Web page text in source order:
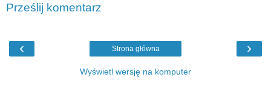
Prześlij komentarz
‹ ›
Strona główna
Wyświetl wersję na komputer